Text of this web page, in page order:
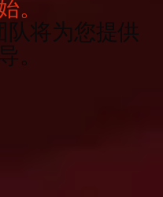
。
将为您提供
。